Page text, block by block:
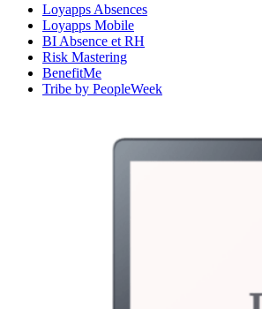
Loyapps Absences
Loyapps Mobile
BI Absence et RH
Risk Mastering
BenefitMe
Tribe by PeopleWeek